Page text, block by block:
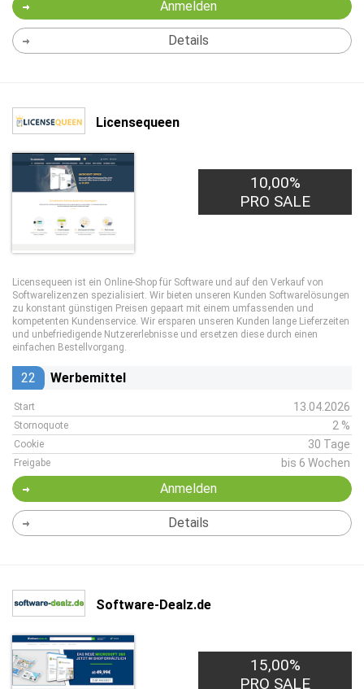
Anmelden
Details
Licensequeen
10,00%
PRO SALE
Licensequeen ist ein Online-Shop für Software und auf den Verkauf von
Softwarelizenzen spezialisiert. Wir bieten unseren Kunden Softwarelösungen
zu konstant günstigen Preisen gepaart mit einem umfassenden und
kompetenten Kundenservice. Wir ersparen unseren Kunden lange Lieferzeiten
und unbefriedigende Nutzererlebnisse und ersetzen diese durch einen
einfachen Bestellvorgang.
22 Werbemittel
Start 13.04.2026
Stornoquote 2 %
Cookie 30 Tage
Freigabe bis 6 Wochen
Anmelden
Details
Software-Dealz.de
15,00%
PRO SALE